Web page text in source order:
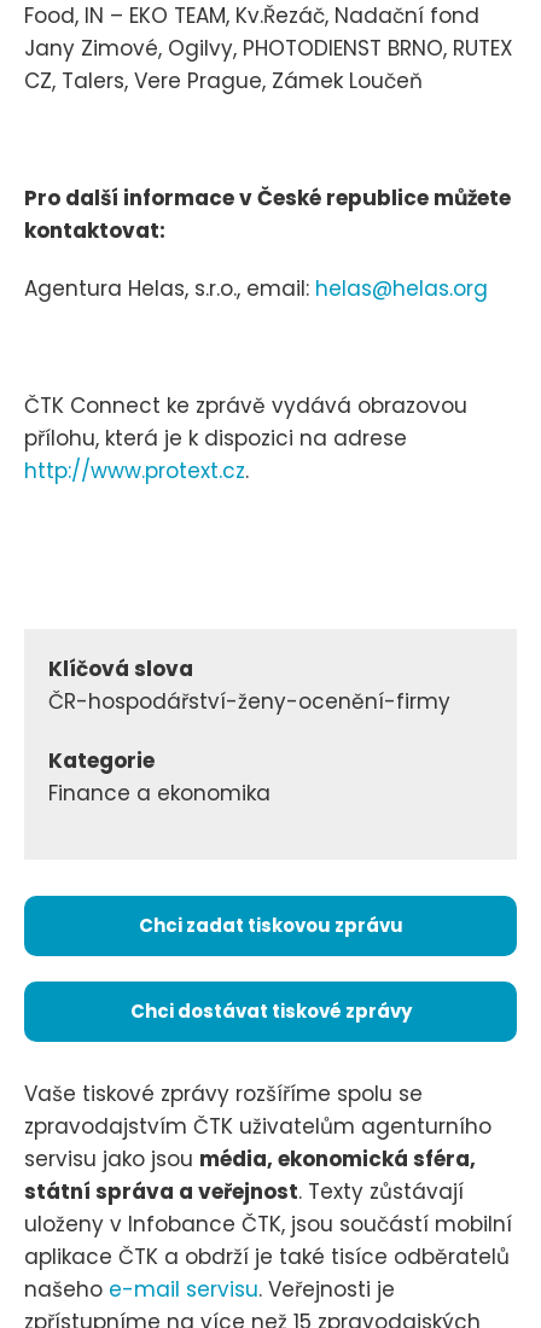
Food, IN – EKO TEAM, Kv.Řezáč, Nadační fond
Jany Zimové, Ogilvy, PHOTODIENST BRNO, RUTEX
CZ, Talers, Vere Prague, Zámek Loučeň
Pro další informace v České republice můžete
kontaktovat:
Agentura Helas, s.r.o., email: helas@helas.org
ČTK Connect ke zprávě vydává obrazovou
přílohu, která je k dispozici na adrese
http://www.protext.cz.
Klíčová slova
ČR-hospodářství-ženy-ocenění-firmy
Kategorie
Finance a ekonomika
Chci zadat tiskovou zprávu
Chci dostávat tiskové zprávy
Vaše tiskové zprávy rozšíříme spolu se
zpravodajstvím ČTK uživatelům agenturního
servisu jako jsou média, ekonomická sféra,
státní správa a veřejnost. Texty zůstávají
uloženy v Infobance ČTK, jsou součástí mobilní
aplikace ČTK a obdrží je také tisíce odběratelů
našeho e-mail servisu. Veřejnosti je
zpřístupníme na více než 15 zpravodajských